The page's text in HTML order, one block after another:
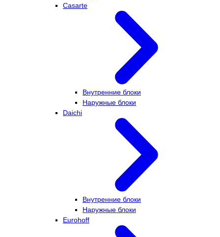
Casarte
Внутренние блоки
Наружные блоки
Daichi
Внутренние блоки
Наружные блоки
Eurohoff